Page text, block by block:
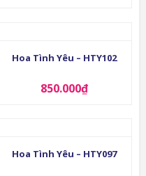
Hoa Tình Yêu – HTY102
850.000₫
Hoa Tình Yêu – HTY097